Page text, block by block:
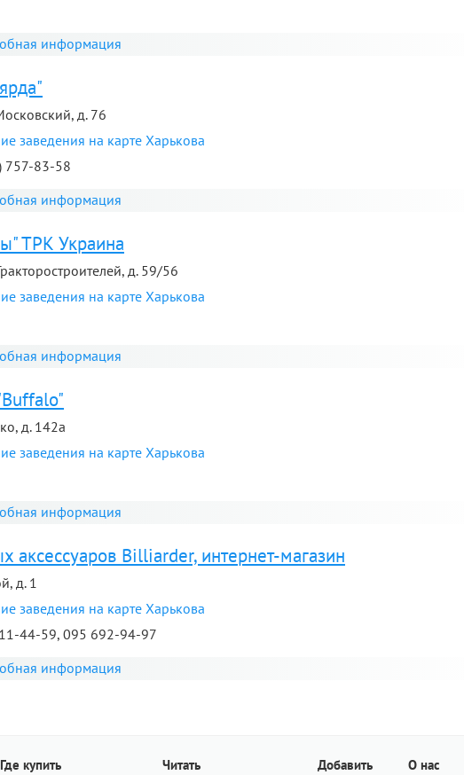
информация
д. 76
заведения на карте Харькова
757-83-58
информация
ТРК Украина
д. 59/56
заведения на карте Харькова
информация
д. 142а
заведения на карте Харькова
информация
аксессуаров Billiarder, интернет-магазин
д. 1
заведения на карте Харькова
44-59, 095 692-94-97
информация
Где купить Читать Добавить О нас